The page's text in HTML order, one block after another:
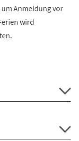
Anmeldung vor
wird